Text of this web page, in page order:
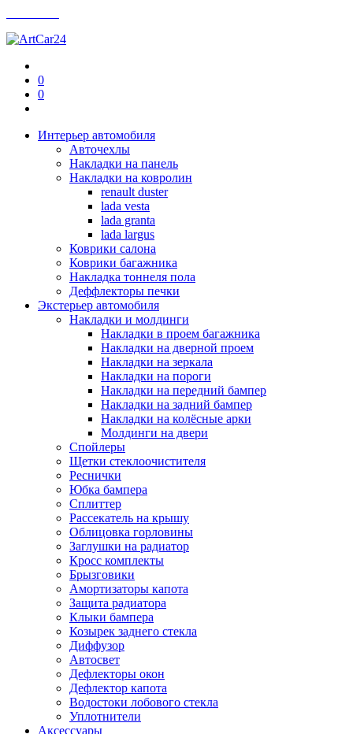
0
0
Интерьер автомобиля
Авточехлы
Накладки на панель
Накладки на ковролин
renault duster
lada vesta
lada granta
lada largus
Коврики салона
Коврики багажника
Накладка тоннеля пола
Деффлекторы печки
Экстерьер автомобиля
Накладки и молдинги
Накладки в проем багажника
Накладки на дверной проем
Накладки на зеркала
Накладки на пороги
Накладки на передний бампер
Накладки на задний бампер
Накладки на колёсные арки
Молдинги на двери
Спойлеры
Щетки стеклоочистителя
Реснички
Юбка бампера
Сплиттер
Рассекатель на крышу
Облицовка горловины
Заглушки на радиатор
Кросс комплекты
Брызговики
Амортизаторы капота
Защита радиатора
Клыки бампера
Козырек заднего стекла
Диффузор
Автосвет
Дефлекторы окон
Дефлектор капота
Водостоки лобового стекла
Уплотнители
Аксессуары